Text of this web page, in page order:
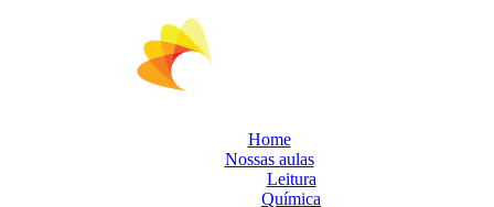
Home
Nossas aulas
Leitura
Química